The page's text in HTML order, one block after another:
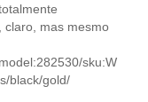
claro, mas mesmo
sku:W
black/gold/